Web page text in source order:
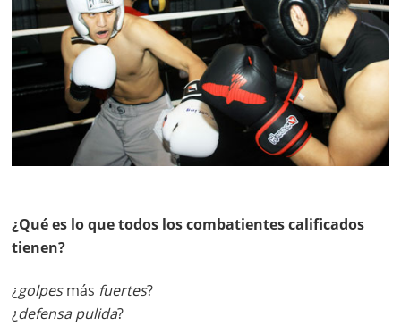
¿Qué es lo que todos los combatientes calificados
tienen?
¿golpesmás fuertes?
¿defensa pulida?